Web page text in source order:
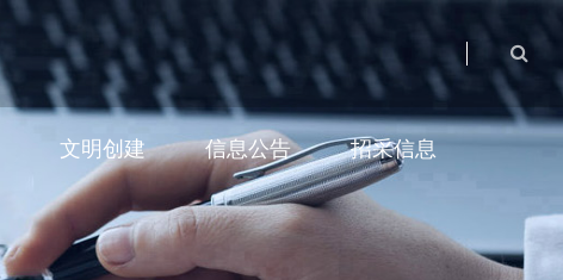
文明创建 信息公告 招采信息